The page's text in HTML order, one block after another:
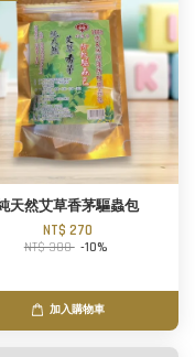
天然艾草香茅驅蟲包
NT$ 270
NT$ 300 -10%
加入購物車